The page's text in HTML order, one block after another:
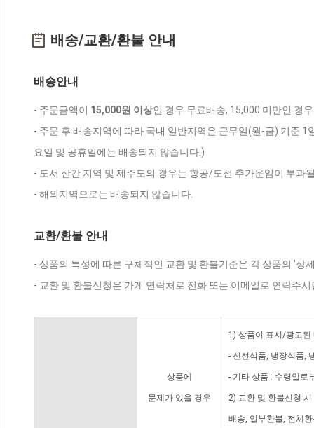
배송/교환/환불 안내
배송안내
- 주문금액이 15,000원 이상인 경우 무료배송, 15,000 미만인 경
- 주문 후 배송지역에 따라 국내 일반지역은 근무일(월-금) 기준
요일 및 공휴일에는 배송되지 않습니다.)
- 도서 산간 지역 및 제주도의 경우는 항공/도선 추가운임이 부과
- 해외지역으로는 배송되지 않습니다.
교환/환불 안내
- 상품의 특성에 따른 구체적인 교환 및 환불기준은 각 상품의 '상
- 교환 및 환불신청은 가게 연락처로 전화 또는 이메일로 연락주
상품에
문제가 있을 경우
1) 상품이 표시/광고된
- 신선식품, 냉장식품,
- 기타 상품 : 수령일로
2) 교환 및 환불신청
배송, 일부환불, 전체